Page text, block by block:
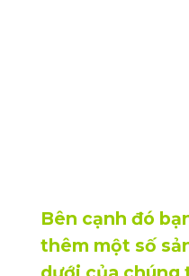
Bên cạnh đó
thêm một số